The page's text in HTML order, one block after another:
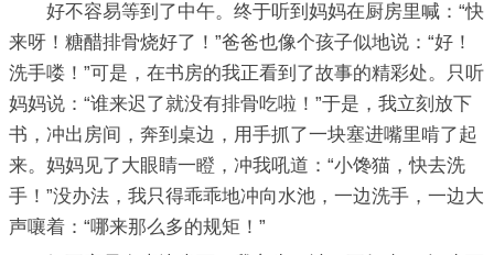
好不容易等到了中午。终于听到妈妈在厨房里喊：“快
来呀！糖醋排骨烧好了！”爸爸也像个孩子似地说：“好！
洗手喽！”可是，在书房的我正看到了故事的精彩处。只听
妈妈说：“谁来迟了就没有排骨吃啦！”于是，我立刻放下
书，冲出房间，奔到桌边，用手抓了一块塞进嘴里啃了起
来。妈妈见了大眼睛一瞪，冲我吼道：“小馋猫，快去洗
手！”没办法，我只得乖乖地冲向水池，一边洗手，一边大
声嚷着：“哪来那么多的规矩！”